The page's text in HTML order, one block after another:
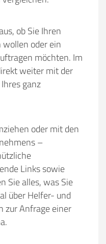
ob Sie Ihren
oder ein
möchten. Im
weiter mit der
ganz
oder mit den
–
Links sowie
Sie alles, was Sie
über Helfer- und
zur Anfrage einer